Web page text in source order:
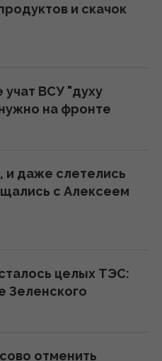
пациента": медики
российских
на треть
удар по
на
и скачок
ВСУ "духу
на фронте
даже слетелись
с Алексеем
целых ТЭС:
Зеленского
отменить